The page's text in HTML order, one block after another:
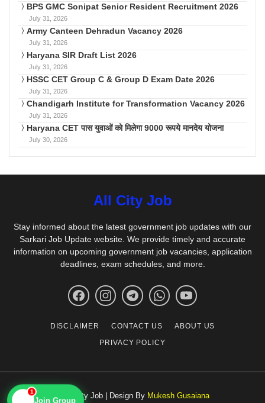
BPS GMC Sonipat Senior Resident Recruitment 2026
July 31, 2026
Army Canteen Dehradun Vacancy 2026
July 31, 2026
Haryana SIR Draft List 2026
July 31, 2026
HSSC CET Group C & Group D Exam Date 2026
July 31, 2026
Chandigarh Institute for Transformation Vacancy 2026
July 31, 2026
Haryana CET पास युवाओं को मिलेगा 9000 रूपये मानदेय योजना
July 30, 2026
All City Job
Stay informed about the latest government job updates with our
Sarkari Job Update website. We provide timely and accurate
information on upcoming government job vacancies, application
deadlines, exam schedules, and more.
DISCLAIMER CONTACT US
ABOUT US
PRIVACY POLICY
© All City Job | Design By Mukesh Gusaiana
1
Join Group